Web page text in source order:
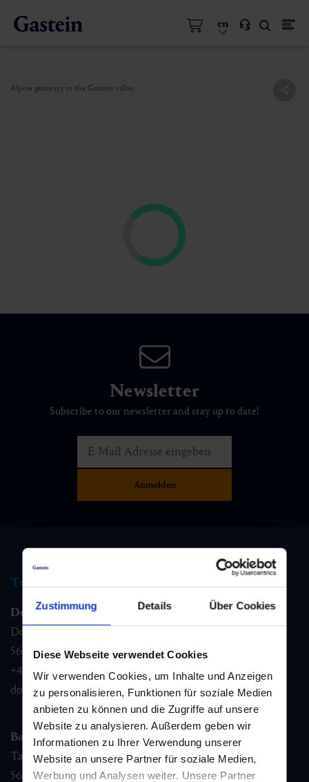
Zustimmung Details Über Cookies
Diese Webseite verwendet Cookies
Wir verwenden Cookies, um Inhalte und Anzeigen
zu personalisieren, Funktionen für soziale Medien
anbieten zu können und die Zugriffe auf unsere
Website zu analysieren. Außerdem geben wir
Informationen zu Ihrer Verwendung unserer
Website an unsere Partner für soziale Medien,
Werbung und Analysen weiter. Unsere Partner
en
Alpine getaways in the Gastein valley
Newsletter
Subscribe to our newsletter and stay up to date!
Tourist information
Dorfgastein
Dorfstraße 1,
5632 Dorfgastein
+43 6432 3393 460
dorfgastein@gastein.com
Bad Hofgastein
Tauernplatz 1,
5630 Bad Hofgastein